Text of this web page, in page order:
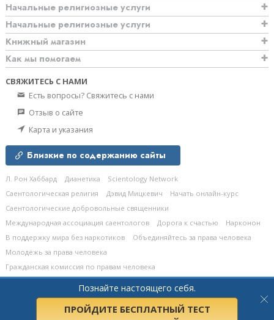
Познайте настоящего себя.
ПРОЙДИТЕ БЕСПЛАТНЫЙ ТЕСТ
Начальные религиозные услуги
Начальные религиозные услуги
Книжный магазин
Как мы помогаем
СВЯЖИТЕСЬ С НАМИ
Есть вопросы? Свяжитесь с нами
Отзыв о сайте
Карта и указания
Близкие по содержанию сайты
Л. Рон Хаббард Дианетика
Scientology Network
Саентологическая религия
Дэвид Мицкевич
Начать онлайн-курс
Саентологические добровольные священники
Международная ассоциация саентологов
Дорога к счастью
Нарконон
В поддержку мира без наркотиков
Объединяйтесь за права человека
Молодёжь за права человека
Гражданская комиссия по правам человека
Church of Scientology Celebrity Centre International.
защищены.Политика конфиденциальности•Политика в отношении cookie-
Условия пользования сайтом•Правовые положения